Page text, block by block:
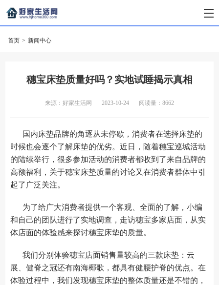
首页 > 新闻中心
穗宝床垫质量好吗？实地试睡揭示真相
来源：好家生活网 2023-10-24 阅读量：8662
国内床垫品牌的角逐从未停歇，消费者在选择床垫的
时候也会逐个了解床垫的优劣。近日，随着穗宝巡城活动
的陆续举行，很多参加活动的消费者都收到了来自品牌的
高额福利，关于穗宝床垫质量的讨论又在消费者群体中引
起了广泛关注。
为了给广大消费者提供一个客观、全面的了解，小编
和自己的团队进行了实地调查，走访穗宝多家店面，从实
体店面的体验感来探讨穗宝床垫的质量。
我们分别体验穗宝店面销售量较高的三款床垫：云
展、健脊之冠还有南海椰歌，都具有健腰护脊的优点。在
体验过程中，我们发现穗宝床垫的整体质量还是不错的，